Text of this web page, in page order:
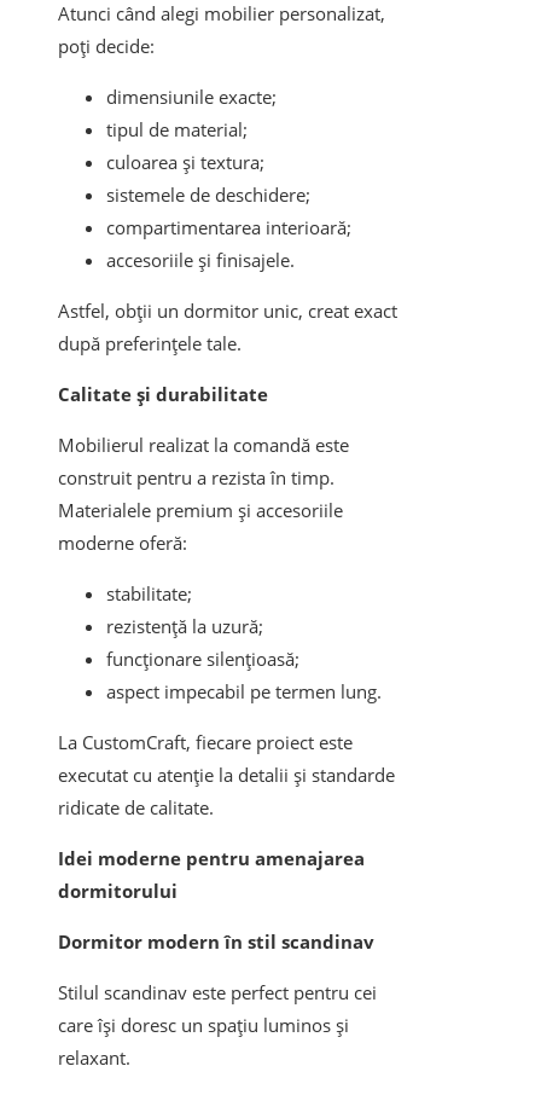
Atunci când alegi mobilier personalizat,
poți decide:
dimensiunile exacte;
tipul de material;
culoarea și textura;
sistemele de deschidere;
compartimentarea interioară;
accesoriile și finisajele.
Astfel, obții un dormitor unic, creat exact
după preferințele tale.
Calitate și durabilitate
Mobilierul realizat la comandă este
construit pentru a rezista în timp.
Materialele premium și accesoriile
moderne oferă:
stabilitate;
rezistență la uzură;
funcționare silențioasă;
aspect impecabil pe termen lung.
La CustomCraft, fiecare proiect este
executat cu atenție la detalii și standarde
ridicate de calitate.
Idei moderne pentru amenajarea
dormitorului
Dormitor modern în stil scandinav
Stilul scandinav este perfect pentru cei
care își doresc un spațiu luminos și
relaxant.